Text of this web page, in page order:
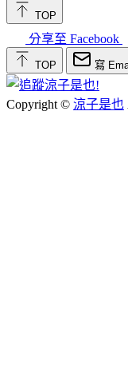
TOP
分享至 Facebook
TOP 寫
Copyright © 涼子是也